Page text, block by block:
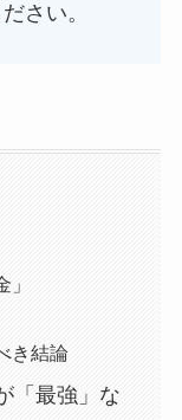
さい。
き結論
「最強」な